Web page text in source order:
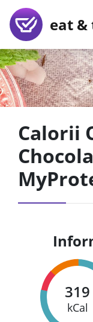
eat
Calorii
319
kCal